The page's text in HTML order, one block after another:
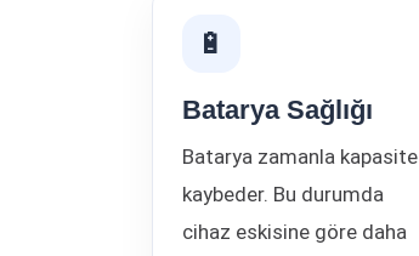
🔋
Batarya Sağlığı
Batarya zamanla kapasite
kaybeder. Bu durumda
cihaz eskisine göre daha